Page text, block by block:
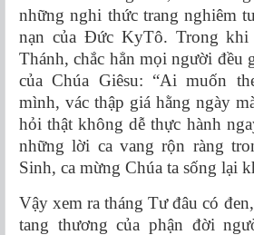
những nghi thức trang nghiêm
nạn của Đức KyTô. Trong khi
Thánh, chắc hẳn mọi người đều
của Chúa Giêsu: “Ai muốn
mình, vác thập giá hằng ngày
hỏi thật không dễ thực hành
những lời ca vang rộn ràng
Sinh, ca mừng Chúa ta sống lại
Vậy xem ra tháng Tư đâu có
tang thương của phận đời